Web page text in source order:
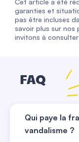
Cet article a été
garanties et
pas être incluses
savoir plus sur nos
invitons à
FAQ
Qui paye la
vandalisme ?